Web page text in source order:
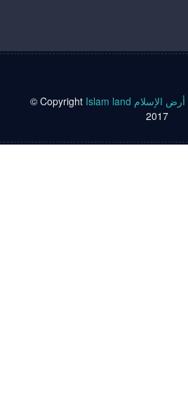
© Copyright Islam land أرض الإسلام
2017